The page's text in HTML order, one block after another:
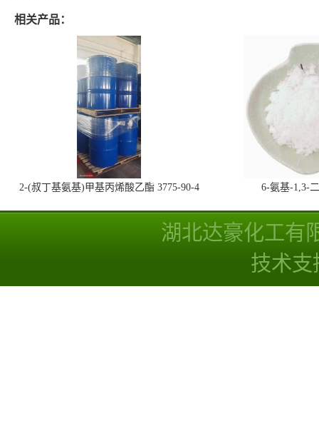
相关产品：
2-(叔丁基氨基)甲基丙烯酸乙酯 3775-90-4 6-氨基-1,3-
湖北达豪化工有
技术